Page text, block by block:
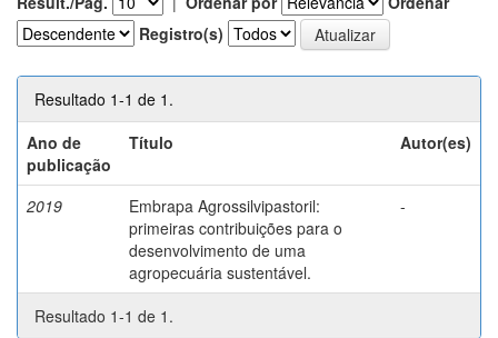
Registro(s)
Resultado 1-1 de 1.
Ano de
publicação
Título Autor(es)
2019
Embrapa Agrossilvipastoril:
primeiras contribuições para o
desenvolvimento de uma
agropecuária sustentável.
-
Resultado 1-1 de 1.